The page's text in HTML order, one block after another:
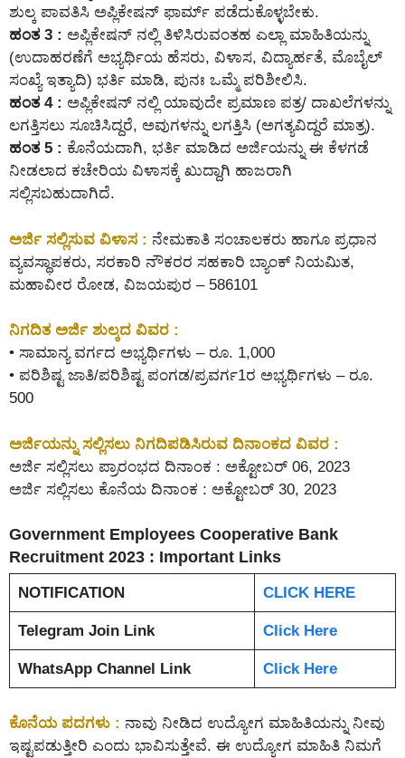
ಶುಲ್ಕ ಪಾವತಿಸಿ ಅಪ್ಲಿಕೇಷನ್ ಫಾರ್ಮ್ ಪಡೆದುಕೊಳ್ಳಬೇಕು.
ಹಂತ 3 : ಅಪ್ಲಿಕೇಷನ್ ನಲ್ಲಿ ತಿಳಿಸಿರುವಂತಹ ಎಲ್ಲಾ ಮಾಹಿತಿಯನ್ನು
(ಉದಾಹರಣೆಗೆ ಅಭ್ಯರ್ಥಿಯ ಹೆಸರು, ವಿಳಾಸ, ವಿದ್ಯಾರ್ಹತೆ, ಮೊಬೈಲ್
ಸಂಖ್ಯೆ ಇತ್ಯಾದಿ) ಭರ್ತಿ ಮಾಡಿ, ಪುನಃ ಒಮ್ಮೆ ಪರಿಶೀಲಿಸಿ.
ಹಂತ 4 : ಅಪ್ಲಿಕೇಷನ್ ನಲ್ಲಿ ಯಾವುದೇ ಪ್ರಮಾಣ ಪತ್ರ/ ದಾಖಲೆಗಳನ್ನು
ಲಗತ್ತಿಸಲು ಸೂಚಿಸಿದ್ದರೆ, ಅವುಗಳನ್ನು ಲಗತ್ತಿಸಿ (ಅಗತ್ಯವಿದ್ದರೆ ಮಾತ್ರ).
ಹಂತ 5 : ಕೊನೆಯದಾಗಿ, ಭರ್ತಿ ಮಾಡಿದ ಅರ್ಜಿಯನ್ನು ಈ ಕೆಳಗಡೆ
ನೀಡಲಾದ ಕಚೇರಿಯ ವಿಳಾಸಕ್ಕೆ ಖುದ್ದಾಗಿ ಹಾಜರಾಗಿ
ಸಲ್ಲಿಸಬಹುದಾಗಿದೆ.
ಅರ್ಜಿ ಸಲ್ಲಿಸುವ ವಿಳಾಸ : ನೇಮಕಾತಿ ಸಂಚಾಲಕರು ಹಾಗೂ ಪ್ರಧಾನ
ವ್ಯವಸ್ಥಾಪಕರು, ಸರಕಾರಿ ನೌಕರರ ಸಹಕಾರಿ ಬ್ಯಾಂಕ್ ನಿಯಮಿತ,
ಮಹಾವೀರ ರೋಡ, ವಿಜಯಪುರ – 586101
ನಿಗದಿತ ಅರ್ಜಿ ಶುಲ್ಕದ ವಿವರ :
• ಸಾಮಾನ್ಯ ವರ್ಗದ ಅಭ್ಯರ್ಥಿಗಳು – ರೂ. 1,000
• ಪರಿಶಿಷ್ಟ ಜಾತಿ/ಪರಿಶಿಷ್ಟ ಪಂಗಡ/ಪ್ರವರ್ಗ1ರ ಅಭ್ಯರ್ಥಿಗಳು – ರೂ.
500
ಅರ್ಜಿಯನ್ನು ಸಲ್ಲಿಸಲು ನಿಗದಿಪಡಿಸಿರುವ ದಿನಾಂಕದ ವಿವರ :
ಅರ್ಜಿ ಸಲ್ಲಿಸಲು ಪ್ರಾರಂಭದ ದಿನಾಂಕ : ಅಕ್ಟೋಬರ್ 06, 2023
ಅರ್ಜಿ ಸಲ್ಲಿಸಲು ಕೊನೆಯ ದಿನಾಂಕ : ಅಕ್ಟೋಬರ್ 30, 2023
Government Employees Cooperative Bank
Recruitment 2023 : Important Links
NOTIFICATION CLICK HERE
Telegram Join Link Click Here
WhatsApp Channel Link Click Here
ಕೊನೆಯ ಪದಗಳು : ನಾವು ನೀಡಿದ ಉದ್ಯೋಗ ಮಾಹಿತಿಯನ್ನು ನೀವು
ಇಷ್ಟಪಡುತ್ತೀರಿ ಎಂದು ಭಾವಿಸುತ್ತೇವೆ. ಈ ಉದ್ಯೋಗ ಮಾಹಿತಿ ನಿಮಗೆ